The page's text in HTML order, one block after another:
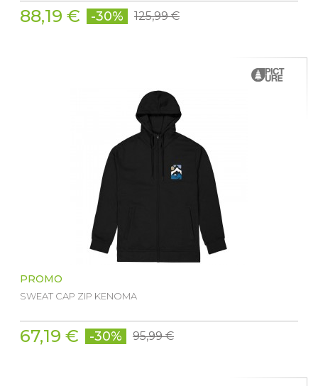
88,19 € -30% 125,99 €
PROMO
SWEAT CAP ZIP KENOMA
67,19 € -30% 95,99 €